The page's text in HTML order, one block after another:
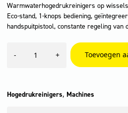
Warmwaterhogedrukreinigers op
Eco-stand, 1-knops bediening,
handspuitpistool, constante regeling van
-
6/14
+ Toevoegen
Hogedrukreinigers, Machines